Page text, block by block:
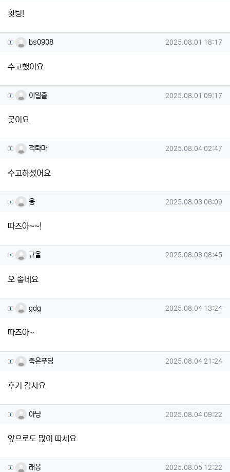
홧팅!
bs0908님의 댓글
bs0908 작성일
2025.08.01 18:17
수고했어요
이일출님의 댓글
이일출 작성일
2025.08.01 09:17
굿이요
적톼마님의 댓글
적톼마 작성일
2025.08.04 02:47
수고하셨어요
옹님의 댓글
옹 작성일
2025.08.03 06:09
따즈아~~!
규울님의 댓글
규울 작성일
2025.08.03 08:45
오 좋네요
gdg님의 댓글
gdg 작성일
2025.08.04 13:24
따즈아~
죽은푸딩님의 댓글
죽은푸딩 작성일
2025.08.04 21:24
후기 감사요
아냥님의 댓글
아냥 작성일
2025.08.04 09:22
앞으로도 많이 따세요
래옹님의 댓글
래옹 작성일
2025.08.05 12:22